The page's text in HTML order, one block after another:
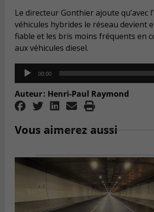
Le directeur Gonthier ajoute qu’avec
véhicules hybrides le réseau devient
fiable et les bris moins fréquents en
aux véhicules diesel.
Audio
Player
00:00
Auteur : Henri-Paul Raymond
Vous aimerez aussi